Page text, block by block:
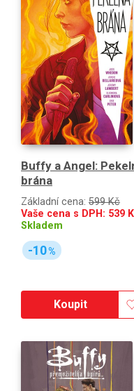
Buffy a Angel:
brána
Základní cena: 599 Kč
Vaše cena s DPH: 539
Skladem
-10%
Koupit